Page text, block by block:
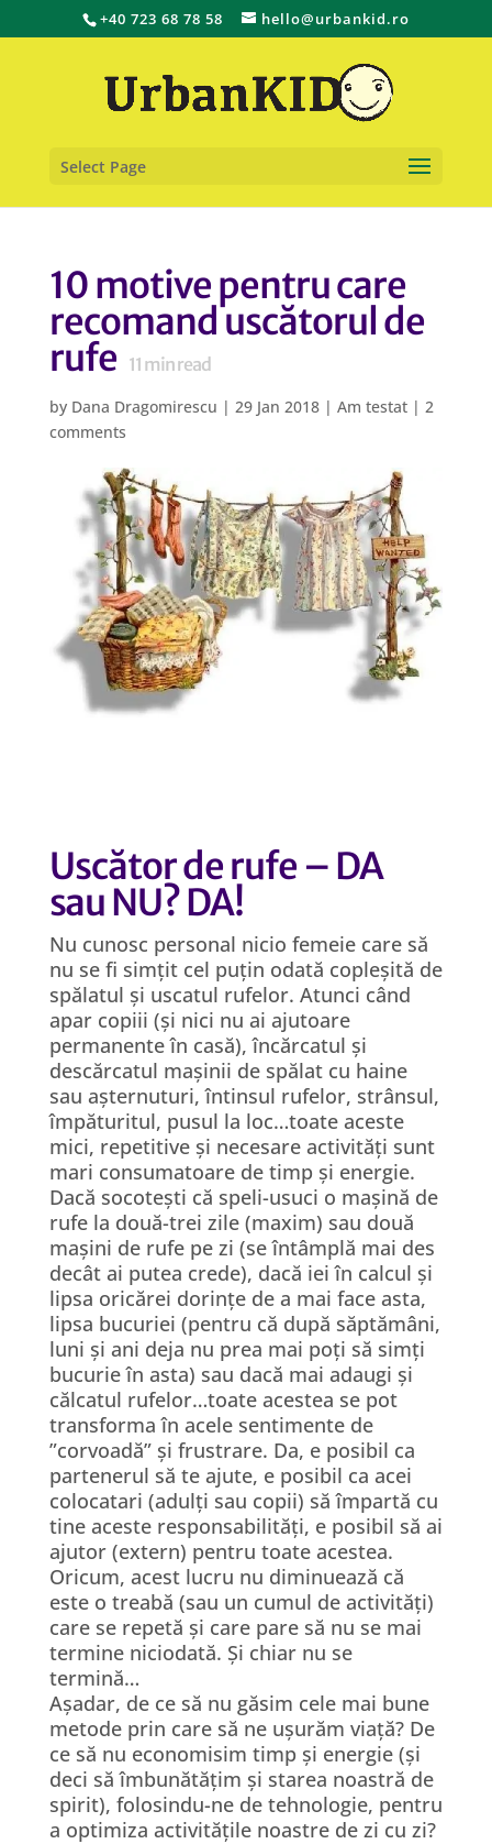
+40 723 68 78 58 hello@urbankid.ro
Select Page
10 motive pentru care
recomand uscătorul de
rufe 11 min read
by Dana Dragomirescu | 29 Jan 2018| Am testat| 2
comments
Uscător de rufe – DA
sau NU? DA!
Nu cunosc personal nicio femeie care să
nu se fi simțit cel puțin odată copleșită de
spălatul și uscatul rufelor. Atunci când
apar copiii (și nici nu ai ajutoare
permanente în casă), încărcatul și
descărcatul mașinii de spălat cu haine
sau așternuturi, întinsul rufelor, strânsul,
împăturitul, pusul la loc…toate aceste
mici, repetitive și necesare activități sunt
mari consumatoare de timp și energie.
Dacă socotești că speli-usuci o mașină de
rufe la două-trei zile (maxim) sau două
mașini de rufe pe zi (se întâmplă mai des
decât ai putea crede), dacă iei în calcul și
lipsa oricărei dorințe de a mai face asta,
lipsa bucuriei (pentru că după săptămâni,
luni și ani deja nu prea mai poți să simți
bucurie în asta) sau dacă mai adaugi și
călcatul rufelor…toate acestea se pot
transforma în acele sentimente de
”corvoadă” și frustrare. Da, e posibil ca
partenerul să te ajute, e posibil ca acei
colocatari (adulți sau copii) să împartă cu
tine aceste responsabilități, e posibil să ai
ajutor (extern) pentru toate acestea.
Oricum, acest lucru nu diminuează că
este o treabă (sau un cumul de activități)
care se repetă și care pare să nu se mai
termine niciodată. Și chiar nu se
termină…
Așadar, de ce să nu găsim cele mai bune
metode prin care să ne ușurăm viață? De
ce să nu economisim timp și energie (și
deci să îmbunătățim și starea noastră de
spirit), folosindu-ne de tehnologie, pentru
a optimiza activitățile noastre de zi cu zi?